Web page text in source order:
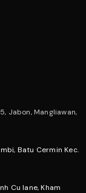
Jabon, Mangliawan,
Batu Cermin Kec.
Cu lane, Kham